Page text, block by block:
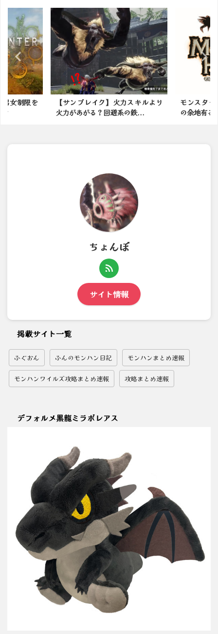
キルより
鉄...
モンスターハンターってまだ進化
の余地有る？
ついに！
場！！【モ
ちょんぼ
サイト情報
掲載サイト一覧
ふぐおん ふんのモンハン日記 モンハンまとめ速報
モンハンワイルズ攻略まとめ速報 攻略まとめ速報
デフォルメ黒龍ミラボレアス